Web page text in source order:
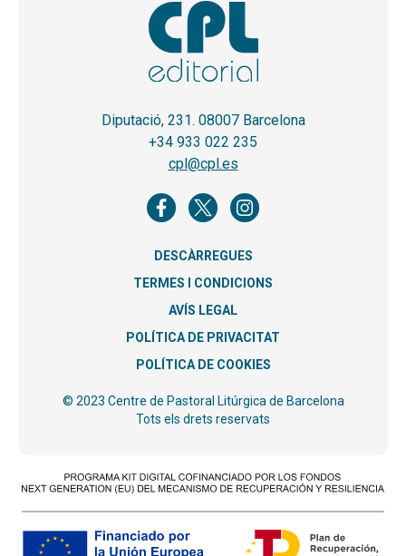
Diputació, 231. 08007 Barcelona
+34 933 022 235
cpl@cpl.es
DESCÀRREGUES
TERMES I CONDICIONS
AVÍS LEGAL
POLÍTICA DE PRIVACITAT
POLÍTICA DE COOKIES
© 2023 Centre de Pastoral Litúrgica de Barcelona
Tots els drets reservats